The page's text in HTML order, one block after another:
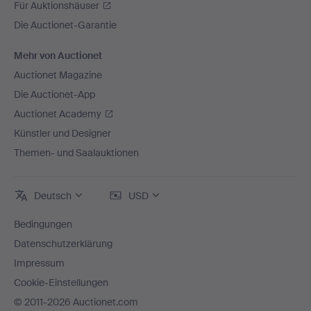
Für Auktionshäuser
Die Auctionet-Garantie
Mehr von Auctionet
Auctionet Magazine
Die Auctionet-App
Auctionet Academy
Künstler und Designer
Themen- und Saalauktionen
Deutsch USD
Bedingungen
Datenschutzerklärung
Impressum
Cookie-Einstellungen
© 2011-2026 Auctionet.com